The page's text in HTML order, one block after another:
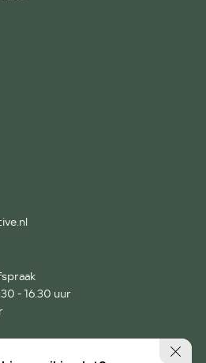
- 16.30 uur